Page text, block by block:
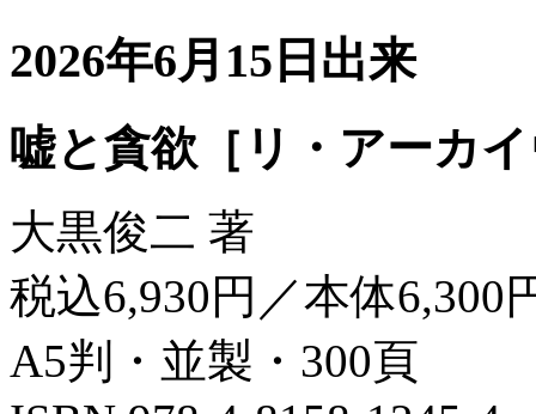
2026年6月15日出来
嘘と貪欲［リ・アーカ
大黒俊二 著
税込6,930円／本体6,300
A5判・並製・300頁